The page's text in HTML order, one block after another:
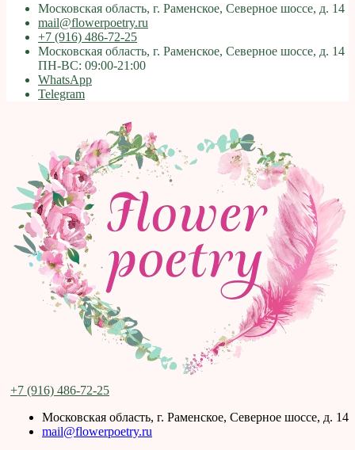
Московская область, г. Раменское, Северное шоссе, д. 14
mail@flowerpoetry.ru
+7 (916) 486-72-25
Московская область, г. Раменское, Северное шоссе, д. 14
ПН-ВС: 09:00-21:00
WhatsApp
Telegram
+7 (916) 486-72-25
Московская область, г. Раменское, Северное шоссе, д. 14
mail@flowerpoetry.ru